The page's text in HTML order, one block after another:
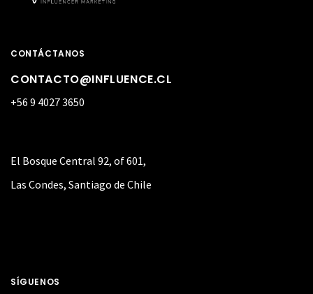
CONTÁCTANOS
CONTACTO@INFLUENCE.CL
+56 9 4027 3650
El Bosque Central 92, of 601,
Las Condes, Santiago de Chile
SÍGUENOS